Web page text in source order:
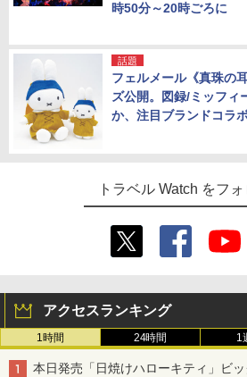
時50分～20時ごろに
話題
フェルメール《真珠の
ズ公開。図録/ミッフィ
か、注目ブランドコラ
トラベル Watch をフ
アクセスランキング
1時間 24時間 1
本日発売「日焼けハローキティ」ビ